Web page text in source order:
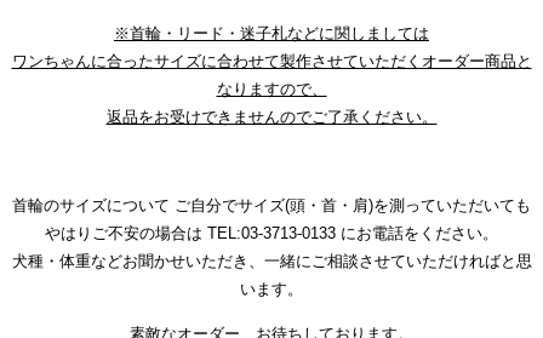
※首輪・リード・迷子札などに関しましては
ワンちゃんに合ったサイズに合わせて製作させていただくオーダー商品と
なりますので、
返品をお受けできませんのでご了承ください。
首輪のサイズについて ご自分でサイズ(頭・首・肩)を測っていただいても
やはりご不安の場合は TEL:03-3713-0133 にお電話をください。
犬種・体重などお聞かせいただき、 一緒にご相談させていただければと思
います。
素敵なオーダー、お待ちしております。